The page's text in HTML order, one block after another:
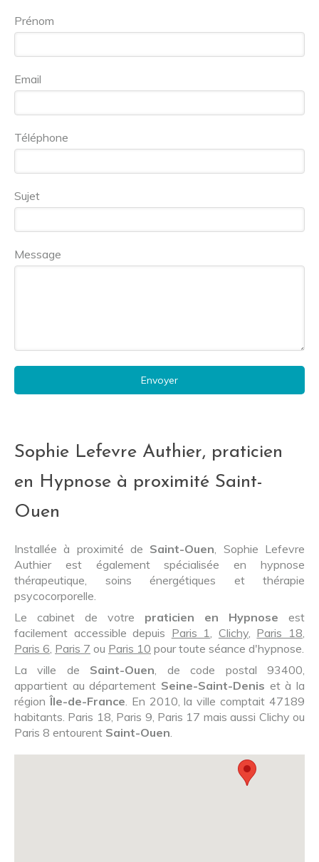
Prénom
Email
Téléphone
Sujet
Message
Envoyer
Sophie Lefevre Authier, praticien
en Hypnose à proximité Saint-
Ouen
Installée à proximité de Saint-Ouen , Sophie Lefevre
Authier est également spécialisée en hypnose
thérapeutique, soins énergétiques et thérapie
psycocorporelle.
Le cabinet de votre praticien en Hypnose est
facilement accessible depuis Paris 1 Clichy, Paris 18
Paris 6 Paris 7 ou Paris 10 pour toute séance d'hypnose.
La ville de Saint-Ouen , de code postal 93400,
appartient au département Seine-Saint-Denis et à la
régionÎle-de-France . En 2010, la ville comptait 47189
habitants. Paris 18, Paris 9, Paris 17 mais aussi Clichy ou
Paris 8 entourent Saint-Ouen